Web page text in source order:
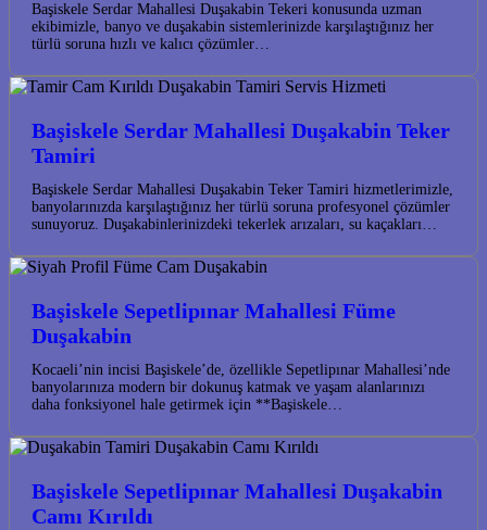
Başiskele Serdar Mahallesi Duşakabin Tekeri konusunda uzman
ekibimizle, banyo ve duşakabin sistemlerinizde karşılaştığınız her
türlü soruna hızlı ve kalıcı çözümler…
Başiskele Serdar Mahallesi Duşakabin Teker
Tamiri
Başiskele Serdar Mahallesi Duşakabin Teker Tamiri hizmetlerimizle,
banyolarınızda karşılaştığınız her türlü soruna profesyonel çözümler
sunuyoruz. Duşakabinlerinizdeki tekerlek arızaları, su kaçakları…
Başiskele Sepetlipınar Mahallesi Füme
Duşakabin
Kocaeli’nin incisi Başiskele’de, özellikle Sepetlipınar Mahallesi’nde
banyolarınıza modern bir dokunuş katmak ve yaşam alanlarınızı
daha fonksiyonel hale getirmek için **Başiskele…
Başiskele Sepetlipınar Mahallesi Duşakabin
Camı Kırıldı